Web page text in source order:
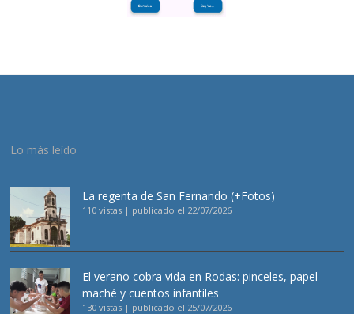
Lo más leído
La regenta de San Fernando (+Fotos)
110 vistas | publicado el 22/07/2026
El verano cobra vida en Rodas: pinceles, papel
maché y cuentos infantiles
130 vistas | publicado el 25/07/2026